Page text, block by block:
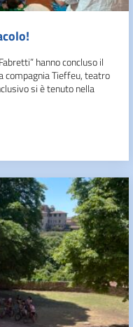
hanno concluso il
compagnia Tieffeu, teatro
si è tenuto nella